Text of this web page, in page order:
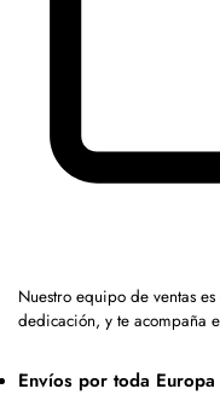
Nuestro equipo de ventas
dedicación, y te acompaña
Envíos por toda Europa